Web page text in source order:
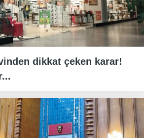
dikkat çeken karar!